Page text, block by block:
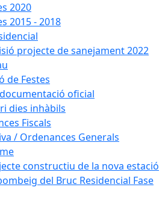
2020
2015 - 2018
projecte de sanejament 2022
de Festes
oficial
dies inhàbils
Fiscals
/ Ordenances Generals
constructiu de la nova estació
del Bruc Residencial Fase